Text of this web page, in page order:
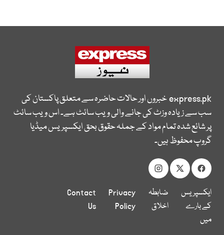
express.pkخبروں اور حالات حاضرہ سے متعلق پاکستان کی
سب سے زیادہ وزٹ کی جانے والی ویب سائٹ ہے۔ اس ویب سائٹ
پر شائع شدہ تمام مواد کے جملہ حقوق بحق ایکسپریس میڈیا
گروپ محفوظ ہیں۔
ایکسپریس
کے بارے
میں
ضابطہ
اخلاق
Privacy
Policy
Contact
Us